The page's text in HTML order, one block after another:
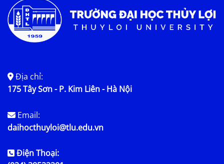
Địa chỉ:
175 Tây Sơn - P. Kim Liên - Hà Nội
Email:
daihocthuyloi@tlu.edu.vn
Điện Thoại: